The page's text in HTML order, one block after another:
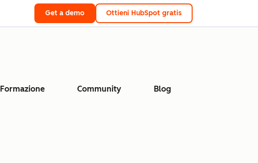
Get a demo Ottieni HubSpot gratis
Formazione Community Blog